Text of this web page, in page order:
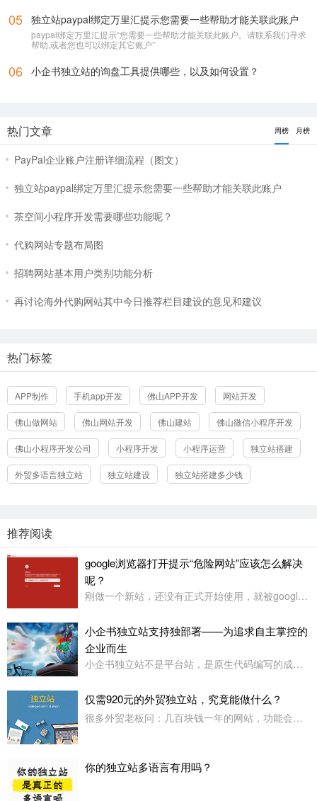
05 独立站paypal绑定万里汇提示您需要一些帮助才能关联此账户
paypal绑定万里汇提示“您需要一些帮助才能关联此账户。请联系我们寻求
帮助,或者您也可以绑定其它账户”
06 小企书独立站的询盘工具提供哪些，以及如何设置？
热门文章 周榜 月榜
PayPal企业账户注册详细流程（图文）
独立站paypal绑定万里汇提示您需要一些帮助才能关联此账户
茶空间小程序开发需要哪些功能呢？
代购网站专题布局图
招聘网站基本用户类别功能分析
再讨论海外代购网站其中今日推荐栏目建设的意见和建议
热门标签
APP制作 手机app开发 佛山APP开发 网站开发
佛山做网站 佛山网站开发 佛山建站 佛山微信小程序开发
佛山小程序开发公司 小程序开发 小程序运营 独立站搭建
外贸多语言独立站 独立站建设 独立站搭建多少钱
推荐阅读
google浏览器打开提示“危险网站”应该怎么解决
呢？
刚做一个新站，还没有正式开始使用，就被google浏览器定义为“危险网站”了，其它浏览器没有任何提示或影响
小企书独立站支持独部署——为追求自主掌控的
企业而生
小企书独立站不是平台站，是原生代码编写的成品站。不依赖于任何第三方平台，所以是支持客户自行购买服务器，并把网站搭建在自己的服务器上使用！
仅需920元的外贸独立站，究竟能做什么？
很多外贸老板问：几百块钱一年的网站，功能会不会很简陋？小企书专业版本用实力告诉你：920元，足够打造一个专业级的外贸展示站。
你的独立站多语言有用吗？
立即提交